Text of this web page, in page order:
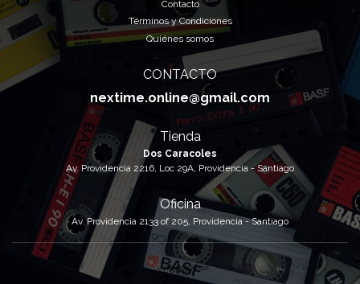
Contacto
Términos y Condiciones
Quiénes somos
CONTACTO
nextime.online@gmail.com
Tienda
Dos Caracoles
Av. Providencia 2216, Loc 29A, Providencia - Santiago
Oficina
Av. Providencia 2133 of 205, Providencia - Santiago